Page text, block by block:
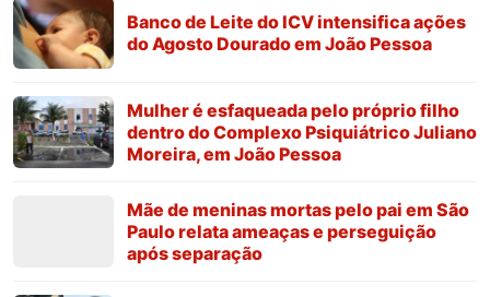
Banco de Leite do ICV intensifica ações
do Agosto Dourado em João Pessoa
Mulher é esfaqueada pelo próprio filho
dentro do Complexo Psiquiátrico Juliano
Moreira, em João Pessoa
Mãe de meninas mortas pelo pai em São
Paulo relata ameaças e perseguição
após separação